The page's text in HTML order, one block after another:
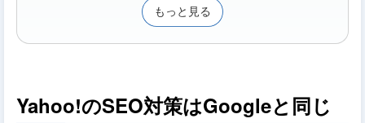
もっと見る
Yahoo!のSEO対策はGoogleと同じ